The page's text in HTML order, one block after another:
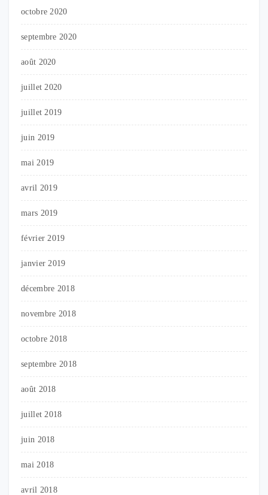
octobre 2020
septembre 2020
août 2020
juillet 2020
juillet 2019
juin 2019
mai 2019
avril 2019
mars 2019
février 2019
janvier 2019
décembre 2018
novembre 2018
octobre 2018
septembre 2018
août 2018
juillet 2018
juin 2018
mai 2018
avril 2018